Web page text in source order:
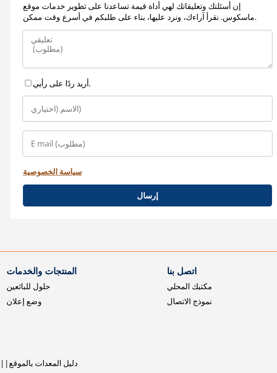
إن أسئلتك وتعليقاتك لهي أداة قيمة تساعدنا على تطوير خدمات موقع
ماسكوس. نقرأ آراءك، ونرد عليها، بناء على طلبكم في أسرع وقت ممكن.
أريد ردًا على رأيي.
سياسة الخصوصية
إرسال
المنتجات والخدمات
حلول للبائعين
وضع إعلان
اتصل بنا
مكتبك المحلي
نموذج الاتصال
دليل المعدات بالموقع